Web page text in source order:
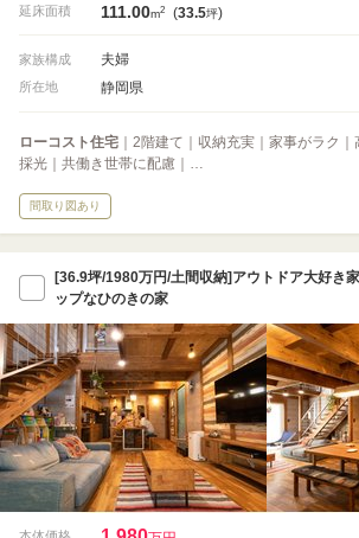
延床面積 111.00m2 (33.5坪)
家族構成 夫婦
所在地 静岡県
ローコスト住宅 ｜2階建て｜収納充実｜家事がラク｜
採光｜共働き世帯に配慮｜…
間取り図あり
[36.9坪/1980万円/土間収納]アウトドア大好き
ップなひのきの家